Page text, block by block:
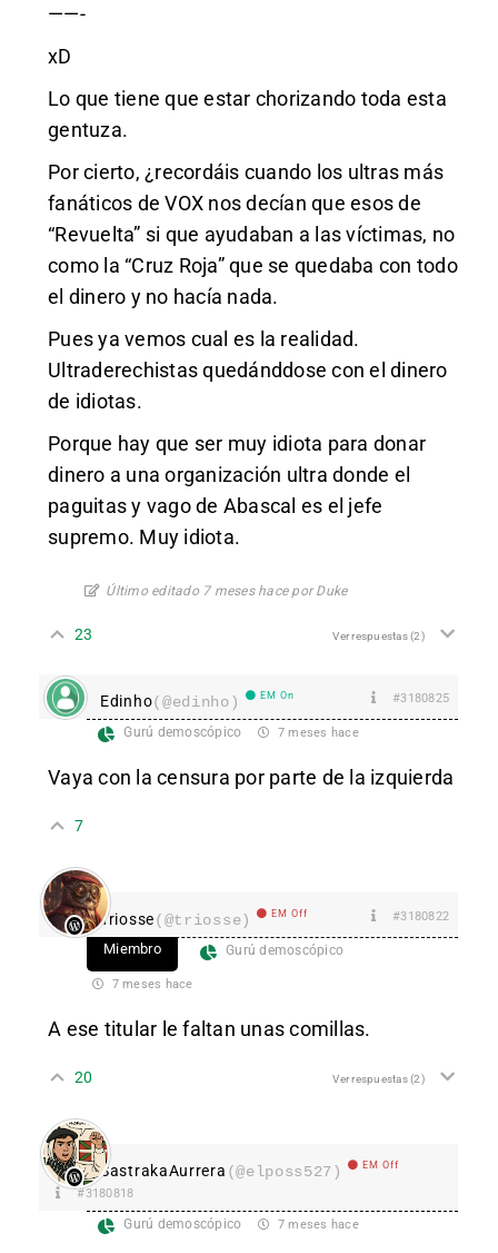
——-
xD
Lo que tiene que estar chorizando toda esta
gentuza.
Por cierto, ¿recordáis cuando los ultras más
fanáticos de VOX nos decían que esos de
“Revuelta” si que ayudaban a las víctimas, no
como la “Cruz Roja” que se quedaba con todo
el dinero y no hacía nada.
Pues ya vemos cual es la realidad.
Ultraderechistas quedánddose con el dinero
de idiotas.
Porque hay que ser muy idiota para donar
dinero a una organización ultra donde el
paguitas y vago de Abascal es el jefe
supremo. Muy idiota.
Último editado 7 meses hace por Duke
23 Ver respuestas(2)
Edinho(@edinho) EM On #3180825
Gurú demoscópico 7 meses hace
Vaya con la censura por parte de la izquierda
7
Triosse(@triosse) EM Off #3180822
Miembro Gurú demoscópico
7 meses hace
A ese titular le faltan unas comillas.
20 Ver respuestas(2)
SastrakaAurrera (@elposs527) EM Off
#3180818
Gurú demoscópico 7 meses hace